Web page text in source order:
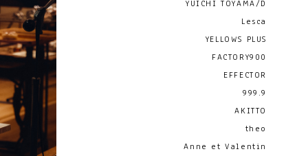
YUICHI TOYAMA/D
Lesca
YELLOWS PLUS
FACTORY900
EFFECTOR
999.9
AKITTO
theo
Anne et Valentin